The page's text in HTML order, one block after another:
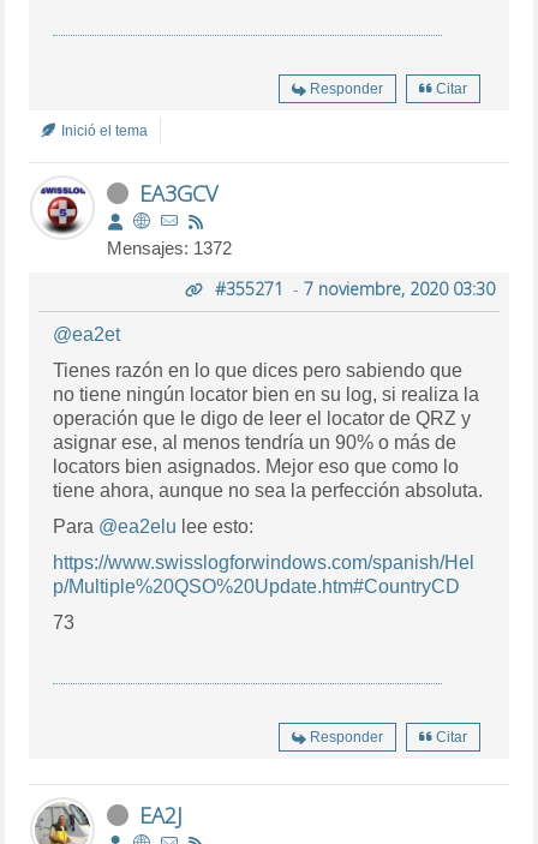
Responder Citar
Inició el tema
EA3GCV
Mensajes: 1372
#355271 - 7 noviembre, 2020 03:30
@ea2et
Tienes razón en lo que dices pero sabiendo que
no tiene ningún locator bien en su log, si realiza la
operación que le digo de leer el locator de QRZ y
asignar ese, al menos tendría un 90% o más de
locators bien asignados. Mejor eso que como lo
tiene ahora, aunque no sea la perfección absoluta.
Para @ea2elu lee esto:
https://www.swisslogforwindows.com/spanish/Hel
p/Multiple%20QSO%20Update.htm#CountryCD
73
Responder Citar
EA2J